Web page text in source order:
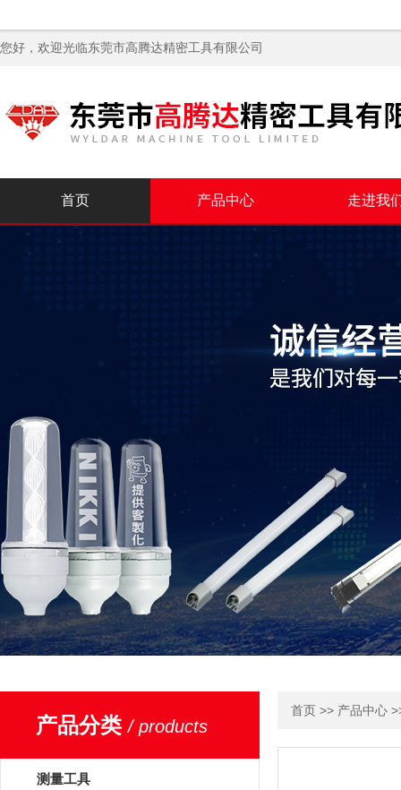
您好，欢迎光临东莞市高腾达精密工具有限公司
首页 产品中心 走进我
产品分类/ products
测量工具
首页 >> 产品中心